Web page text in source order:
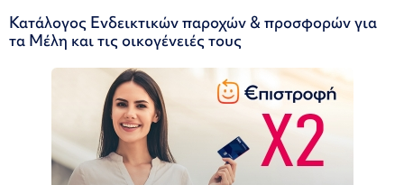
Κατάλογος Ενδεικτικών παροχών & προσφορών για
τα Μέλη και τις οικογένειές τους